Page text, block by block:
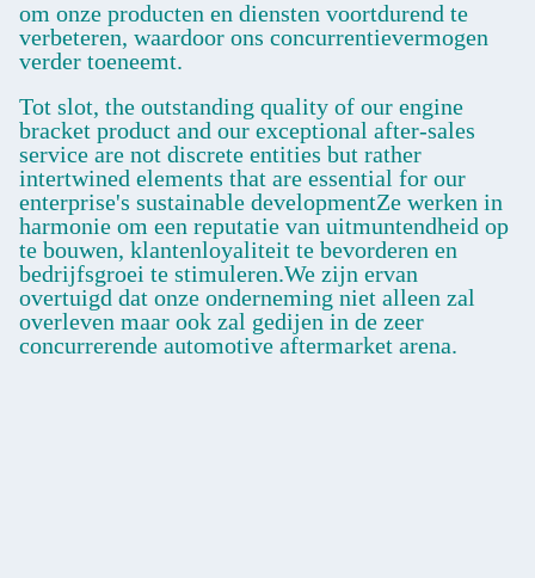
om onze producten en diensten voortdurend te
verbeteren, waardoor ons concurrentievermogen
verder toeneemt.
Tot slot, the outstanding quality of our engine
bracket product and our exceptional after-sales
service are not discrete entities but rather
intertwined elements that are essential for our
enterprise's sustainable developmentZe werken in
harmonie om een reputatie van uitmuntendheid op
te bouwen, klantenloyaliteit te bevorderen en
bedrijfsgroei te stimuleren.We zijn ervan
overtuigd dat onze onderneming niet alleen zal
overleven maar ook zal gedijen in de zeer
concurrerende automotive aftermarket arena.